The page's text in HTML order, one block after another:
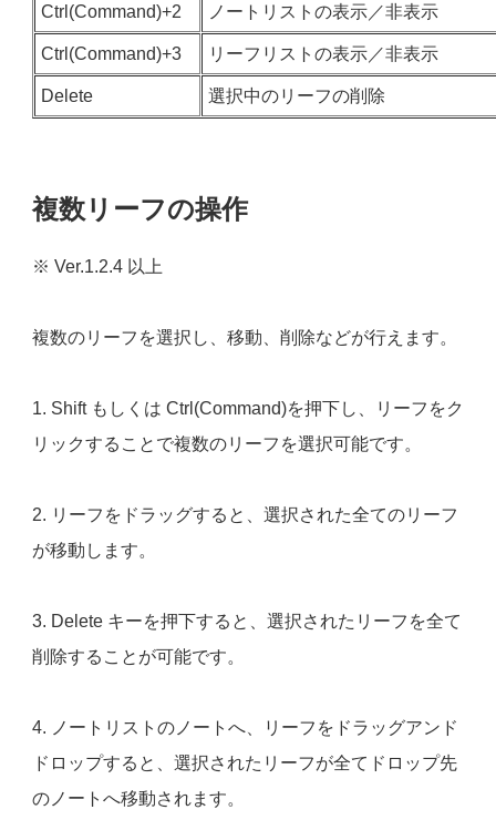
Ctrl(Command)+2 ノートリストの表示／非表示
Ctrl(Command)+3 リーフリストの表示／非表示
Delete 選択中のリーフの削除
複数リーフの操作
※ Ver.1.2.4 以上
複数のリーフを選択し、移動、削除などが行えます。
1. Shift もしくは Ctrl(Command)を押下し、リーフをク
リックすることで複数のリーフを選択可能です。
2. リーフをドラッグすると、選択された全てのリーフ
が移動します。
3. Delete キーを押下すると、選択されたリーフを全て
削除することが可能です。
4. ノートリストのノートへ、リーフをドラッグアンド
ドロップすると、選択されたリーフが全てドロップ先
のノートへ移動されます。